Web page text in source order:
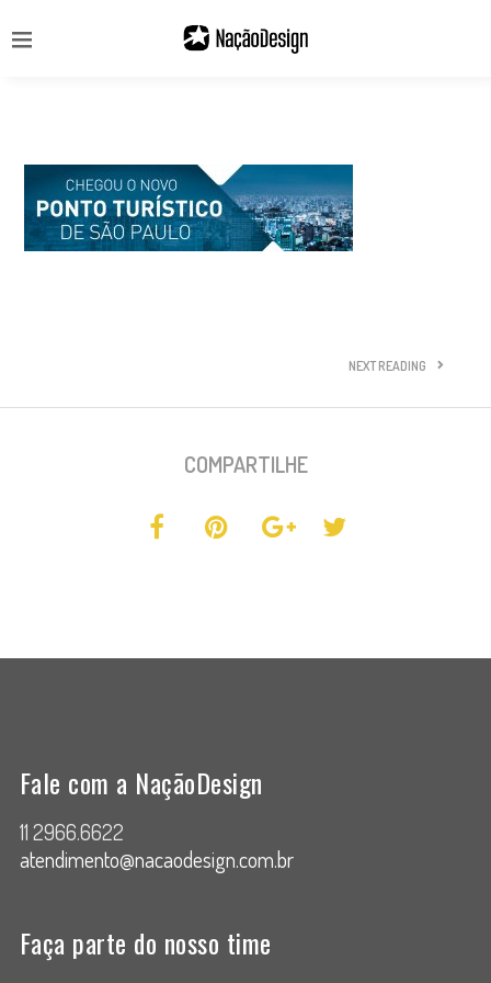
NEXT READING
COMPARTILHE
Fale com a NaçãoDesign
11 2966.6622
atendimento@nacaodesign.com.br
Faça parte do nosso time